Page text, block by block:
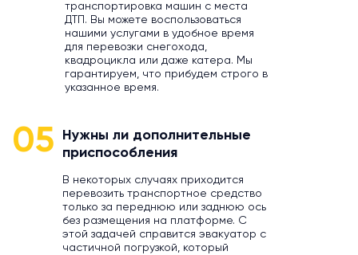
транспортировка машин с места
ДТП. Вы можете воспользоваться
нашими услугами в удобное время
для перевозки снегохода,
квадроцикла или даже катера. Мы
гарантируем, что прибудем строго в
указанное время.
05
Нужны ли дополнительные
приспособления
В некоторых случаях приходится
перевозить транспортное средство
только за переднюю или заднюю ось
без размещения на платформе. С
этой задачей справится эвакуатор с
частичной погрузкой, который